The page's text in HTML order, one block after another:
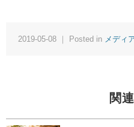
2019-05-08 ｜ Posted in メディ
関